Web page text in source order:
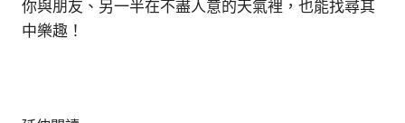
你與朋友、另一半在不盡人意的天氣裡，也能找尋其
中樂趣！